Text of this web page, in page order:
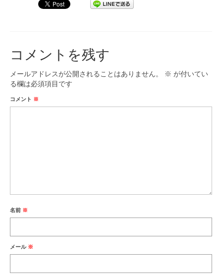
コメントを残す
メールアドレスが公開されることはありません。 ※ が付いてい
る欄は必須項目です
コメント ※
名前 ※
メール ※